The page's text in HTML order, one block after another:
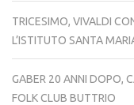
TRICESIMO, VIVALDI
L’ISTITUTO SANTA
GABER 20 ANNI DOPO,
FOLK CLUB BUTTRIO